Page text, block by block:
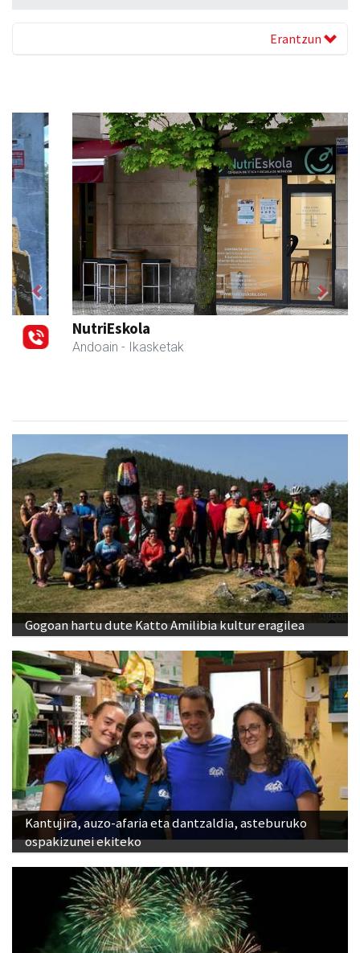
Erantzun
NutriEskola
Andoain - Ikasketak
Previous Next
Gogoan hartu dute Katto Amilibia kultur eragilea
Kantujira, auzo-afaria eta dantzaldia, asteburuko
ospakizunei ekiteko